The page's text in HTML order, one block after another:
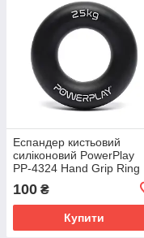
Еспандер кистьовий
силіконовий PowerPlay
PP-4324 Hand Grip Ring
100 ₴
Купити